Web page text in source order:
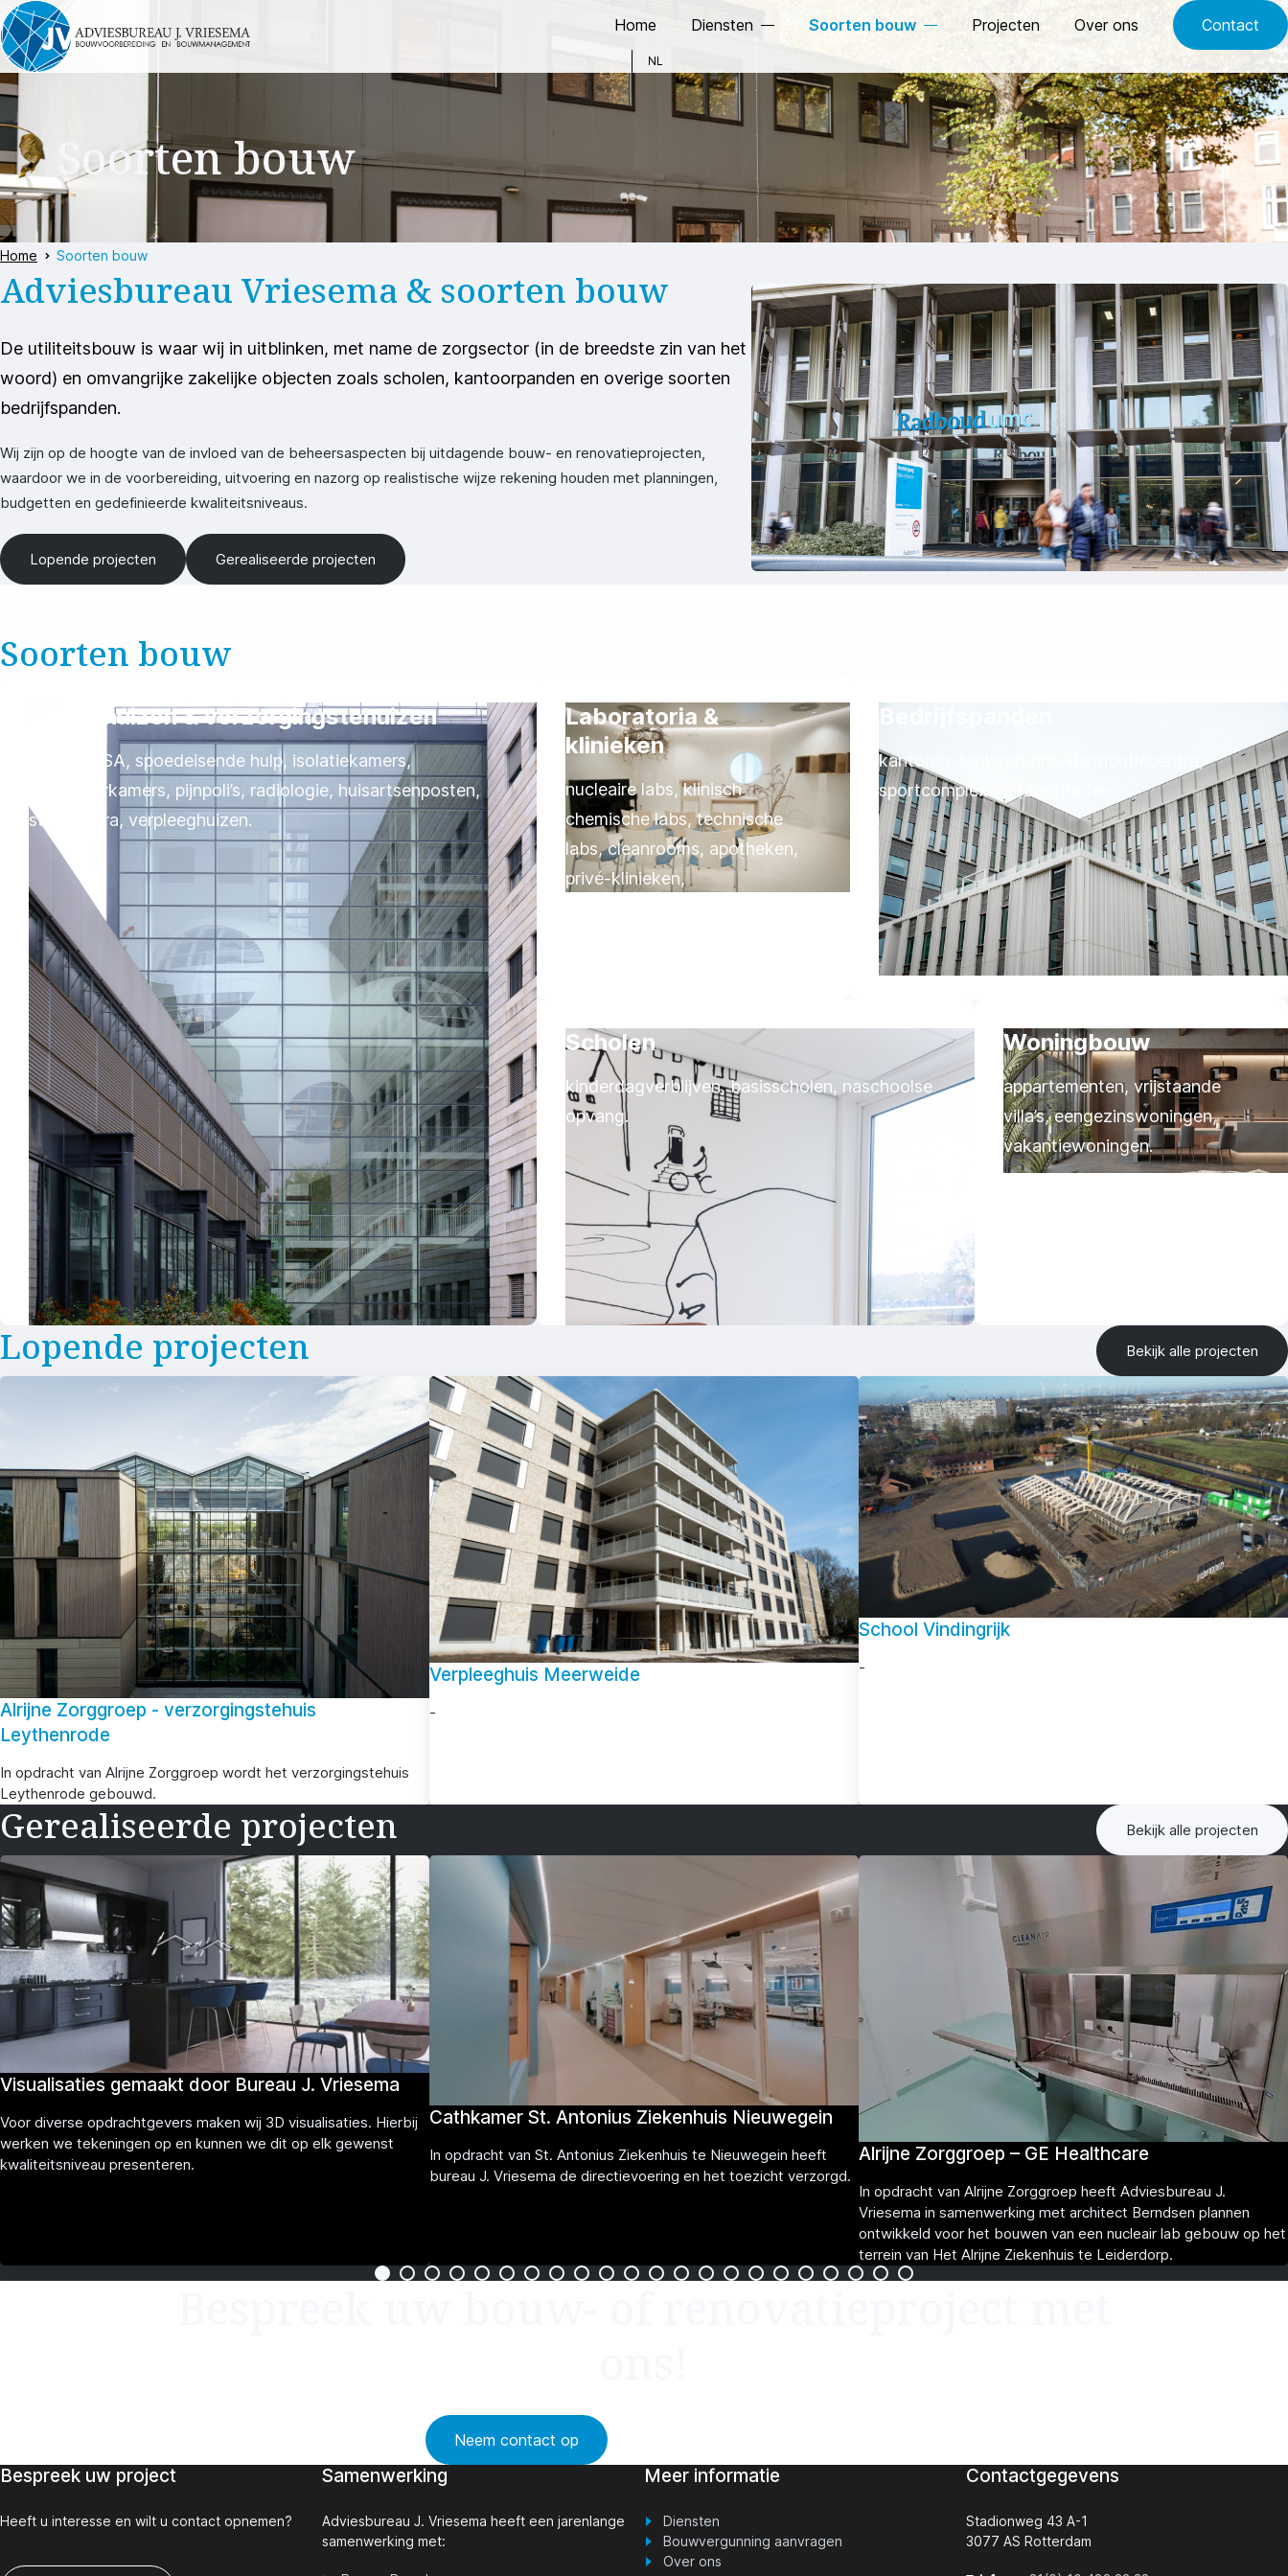
Home Diensten Soorten bouw Projecten Over ons Contact
NL
Soorten bouw
Home Soorten bouw
Adviesbureau Vriesema & soorten bouw
De utiliteitsbouw is waar wij in uitblinken, met name de zorgsector (in de breedste zin van het
woord) en omvangrijke zakelijke objecten zoals scholen, kantoorpanden en overige soorten
bedrijfspanden.
Wij zijn op de hoogte van de invloed van de beheersaspecten bij uitdagende bouw- en renovatieprojecten,
waardoor we in de voorbereiding, uitvoering en nazorg op realistische wijze rekening houden met planningen,
budgetten en gedefinieerde kwaliteitsniveaus.
Lopende projecten Gerealiseerde projecten
Soorten bouw
Ziekenhuizen & verzorgingstehuizen
IC, OK, CSA, spoedeisende hulp, isolatiekamers,
verkoeverkamers, pijnpoli’s, radiologie, huisartsenposten,
stiltecentra, verpleeghuizen.
Laboratoria &
klinieken
nucleaire labs, klinisch
chemische labs, technische
labs, cleanrooms, apotheken,
privé-klinieken,
Bedrijfspanden
kantoren, tankstations, distributiecentra,
sportcomplexen, (zorg)hotels.
Scholen
kinderdagverblijven, basisscholen, naschoolse
opvang.
Woningbouw
appartementen, vrijstaande
villa’s, eengezinswoningen,
vakantiewoningen.
Lopende projecten Bekijk alle projecten
Alrijne Zorggroep - verzorgingstehuis
Leythenrode
In opdracht van Alrijne Zorggroep wordt het verzorgingstehuis
Leythenrode gebouwd.
Verpleeghuis Meerweide
-
School Vindingrijk
-
Gerealiseerde projecten Bekijk alle projecten
Visualisaties gemaakt door Bureau J. Vriesema
Voor diverse opdrachtgevers maken wij 3D visualisaties. Hierbij
werken we tekeningen op en kunnen we dit op elk gewenst
kwaliteitsniveau presenteren.
Cathkamer St. Antonius Ziekenhuis Nieuwegein
In opdracht van St. Antonius Ziekenhuis te Nieuwegein heeft
bureau J. Vriesema de directievoering en het toezicht verzorgd.
Alrijne Zorggroep – GE Healthcare
In opdracht van Alrijne Zorggroep heeft Adviesbureau J.
Vriesema in samenwerking met architect Berndsen plannen
ontwikkeld voor het bouwen van een nucleair lab gebouw op het
terrein van Het Alrijne Ziekenhuis te Leiderdorp.
Neem contact op
Bespreek uw project
Heeft u interesse en wilt u contact opnemen?
Samenwerking
Adviesbureau J. Vriesema heeft een jarenlange
samenwerking met:
Meer informatie
Diensten
Bouwvergunning aanvragen
Over ons
Contactgegevens
Stadionweg 43 A-1
3077 AS Rotterdam